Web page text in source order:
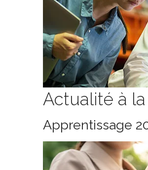
Actualité à
Apprentissage